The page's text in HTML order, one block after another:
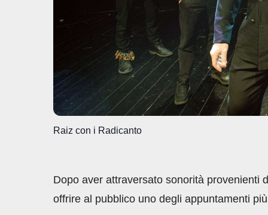
Raiz con i Radicanto
Dopo aver attraversato sonorità provenienti
offrire al pubblico uno degli appuntamenti